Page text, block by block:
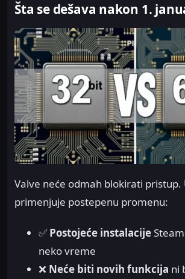
Šta se dešava nakon 1.
Valve neće odmah blokirati pristup.
primenjuje postepenu promenu:
✅ Postojeće instalacije
neko vreme
❌ Neće biti novih funkcija ni